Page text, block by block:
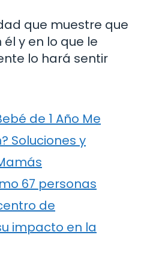
que muestre que
y en lo que le
lo hará sentir
de 1 Año Me
Soluciones y
67 personas
de
impacto en la